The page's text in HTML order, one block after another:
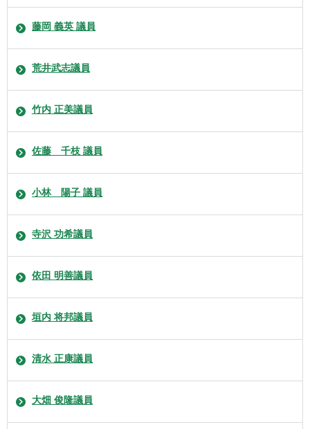
藤岡 義英 議員
荒井武志議員
竹内 正美議員
佐藤 千枝 議員
小林 陽子 議員
寺沢 功希議員
依田 明善議員
垣内 将邦議員
清水 正康議員
大畑 俊隆議員